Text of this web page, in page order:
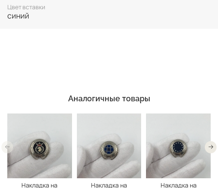
Цвет вставки
синий
Аналогичные товары
Накладка на
Накладка на
Накладка на